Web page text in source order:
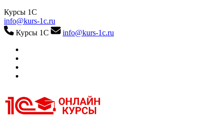
Курсы 1С
info@kurs-1c.ru
Курсы 1С
info@kurs-1c.ru